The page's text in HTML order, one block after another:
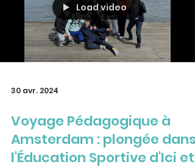
Load video
30 avr. 2024
Voyage Pédagogique à
Amsterdam : plongée dans
l'Éducation Sportive d'Ici et